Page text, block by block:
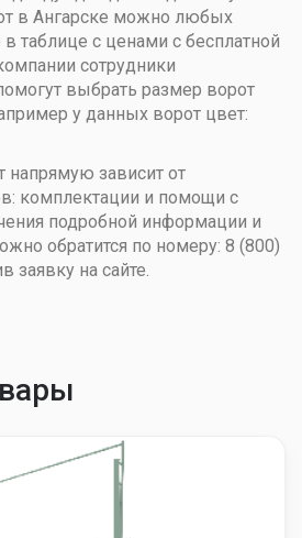
в Ангарске можно любых
таблице с ценами с бесплатной
сотрудники
выбрать размер ворот
у данных ворот цвет:
напрямую зависит от
комплектации и помощи с
подробной информации и
обратится по номеру: 8 (800)
заявку на сайте.